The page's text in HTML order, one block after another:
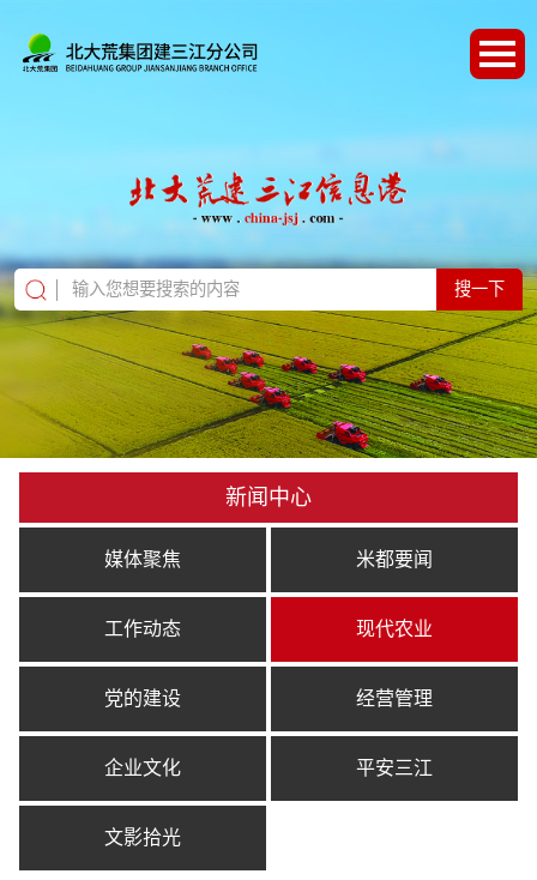
搜一下
新闻中心
媒体聚焦 米都要闻
工作动态 现代农业
党的建设 经营管理
企业文化 平安三江
文影拾光